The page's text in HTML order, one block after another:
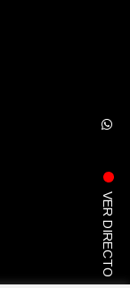
VER DIRECTO